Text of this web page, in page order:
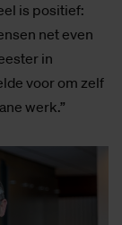
is positief:
net even
in
voor om zelf
werk.”